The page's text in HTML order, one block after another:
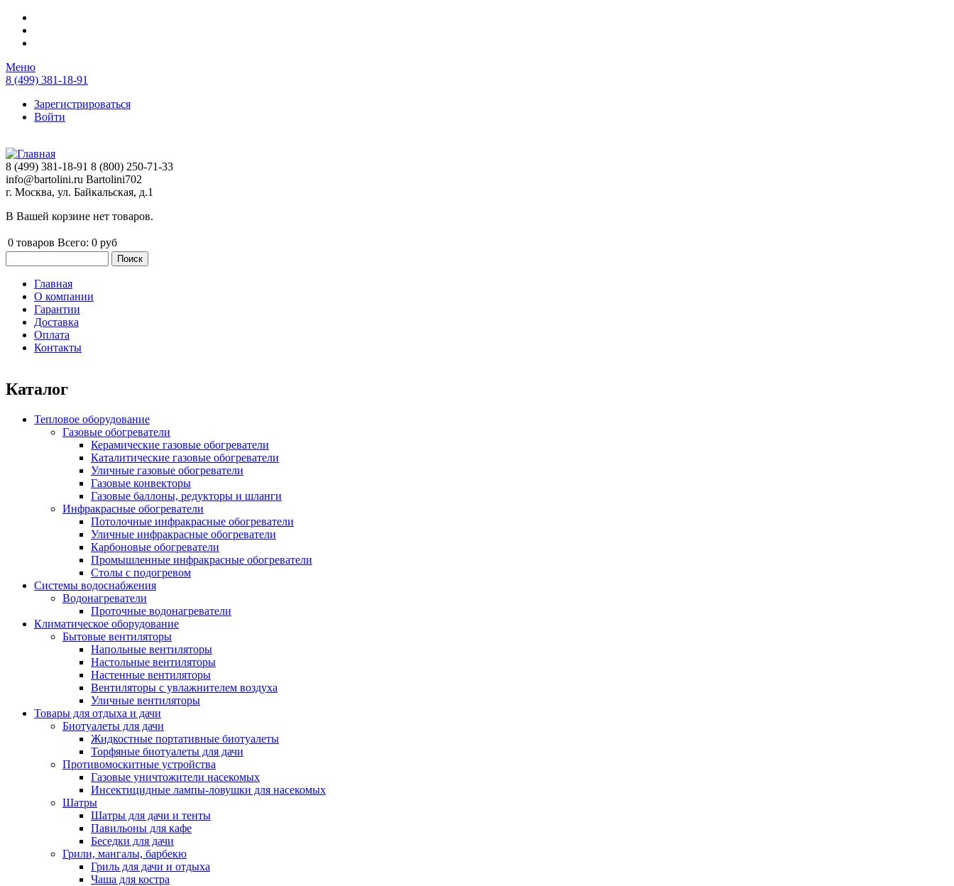
Перейти к основному содержанию
Меню
8 (499) 381-18-91
Зарегистрироваться
Войти
8 (499) 381-18-91 8 (800) 250-71-33
info@bartolini.ru Bartolini702
г. Москва, ул. Байкальская, д.1
В Вашей корзине нет товаров.
0 товаров Всего: 0 руб
Главное меню
Главная
О компании
Гарантии
Доставка
Оплата
Контакты
Каталог
Тепловое оборудование
Газовые обогреватели
Керамические газовые обогреватели
Каталитические газовые обогреватели
Уличные газовые обогреватели
Газовые конвекторы
Газовые баллоны, редукторы и шланги
Инфракрасные обогреватели
Потолочные инфракрасные обогреватели
Уличные инфракрасные обогреватели
Карбоновые обогреватели
Промышленные инфракрасные обогреватели
Столы с подогревом
Системы водоснабжения
Водонагреватели
Проточные водонагреватели
Климатическое оборудование
Бытовые вентиляторы
Напольные вентиляторы
Настольные вентиляторы
Настенные вентиляторы
Вентиляторы с увлажнителем воздуха
Уличные вентиляторы
Товары для отдыха и дачи
Биотуалеты для дачи
Жидкостные портативные биотуалеты
Торфяные биотуалеты для дачи
Противомоскитные устройства
Газовые уничтожители насекомых
Инсектицидные лампы-ловушки для насекомых
Шатры
Шатры для дачи и тенты
Павильоны для кафе
Беседки для дачи
Грили, мангалы, барбекю
Гриль для дачи и отдыха
Чаша для костра